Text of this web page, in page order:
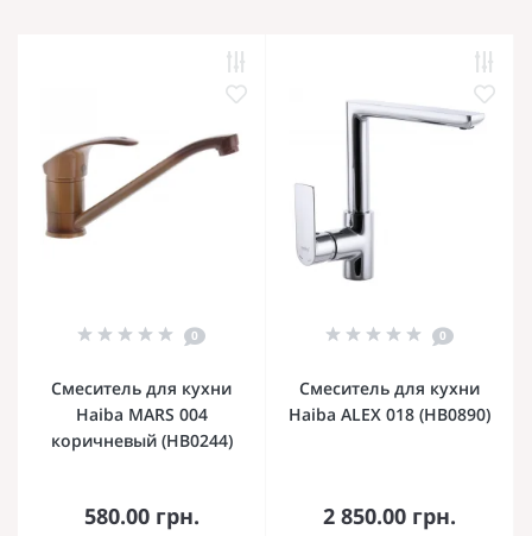
0
Смеситель для кухни
Haiba MARS 004
коричневый (HB0244)
580.00 грн.
0
Смеситель для кухни
Haiba ALEX 018 (HB0890)
2 850.00 грн.